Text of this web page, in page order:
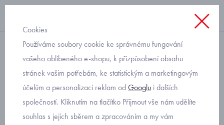
Sukně
dětská tylová sukně
Mayoral černá 4985-54
Cookies
Používáme soubory cookie ke správnému fungování
vašeho oblíbeného e-shopu, k přizpůsobení obsahu
stránek vašim potřebám, ke statistickým a marketingovým
účelům a personalizaci reklam odGooglu i dalších
společností. Kliknutím na tlačítko Přijmout vše nám udělíte
souhlas s jejich sběrem a zpracováním a my vám